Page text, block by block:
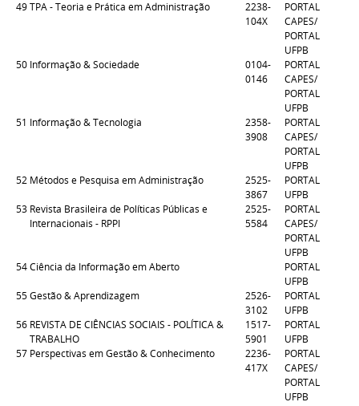
49TPA - Teoria e Prática em Administração
2238-
104X
PORTAL
CAPES/
PORTAL
UFPB
50 Informação & Sociedade
0104-
0146
PORTAL
CAPES/
PORTAL
UFPB
51 Informação & Tecnologia
2358-
3908
PORTAL
CAPES/
PORTAL
UFPB
52 Métodos e Pesquisa em Administração
2525-
3867
PORTAL
UFPB
53 Revista Brasileira de Políticas Públicas e
Internacionais - RPPI
2525-
5584
PORTAL
CAPES/
PORTAL
UFPB
54Ciência da Informação em Aberto
PORTAL
UFPB
55Gestão & Aprendizagem
2526-
3102
PORTAL
UFPB
56 REVISTA DE CIÊNCIAS SOCIAIS - POLÍTICA &
TRABALHO
1517-
5901
PORTAL
UFPB
57 Perspectivas em Gestão & Conhecimento
2236-
417X
PORTAL
CAPES/
PORTAL
UFPB